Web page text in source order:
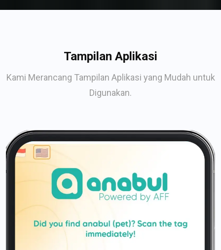
Tampilan Aplikasi
Kami Merancang Tampilan Aplikasi yang Mudah untuk
Digunakan.